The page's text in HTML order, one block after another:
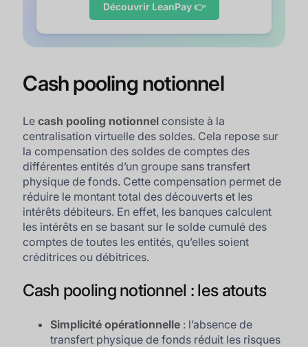
Découvrir LeanPay 👉
Cash pooling notionnel
Lecash pooling notionnel consiste à la
centralisation virtuelle des soldes. Cela repose sur
la compensation des soldes de comptes des
différentes entités d’un groupe sans transfert
physique de fonds. Cette compensation permet de
réduire le montant total des découverts et les
intérêts débiteurs. En effet, les banques calculent
les intérêts en se basant sur le solde cumulé des
comptes de toutes les entités, qu’elles soient
créditrices ou débitrices.
Cash pooling notionnel : les atouts
Simplicité opérationnelle : l’absence de
transfert physique de fonds réduit les risques